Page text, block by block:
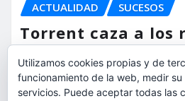
ACTUALIDAD SUCESOS
Torrent caza a los
de los vertidos
endurece las
Utilizamos cookies propias y de
funcionamiento de la web, medir
servicios. Puede aceptar todas las